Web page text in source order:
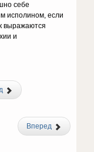
себе
исполином, если
выражаются
и
Вперед